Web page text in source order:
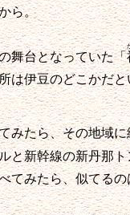
ら。
舞台となっていた「
は伊豆のどこかだ
みたら、その地域
と新幹線の新丹那
てみたら、似てる